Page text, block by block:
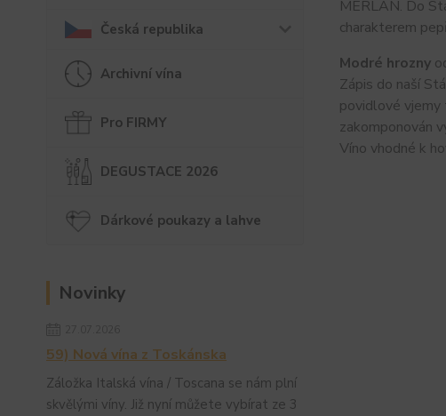
Česká republika
Archivní vína
Pro FIRMY
DEGUSTACE 2026
Dárkové poukazy a lahve
Novinky
59) Nová vína z Toskánska
Záložka Italská vína / Toscana se nám plní
skvělými víny. Již nyní můžete vybírat ze 3
MERLAN. Do
charakterem
Modré hrozny
Zápis do naší
povidlové vjemy
zakomponován
Víno vhodné k